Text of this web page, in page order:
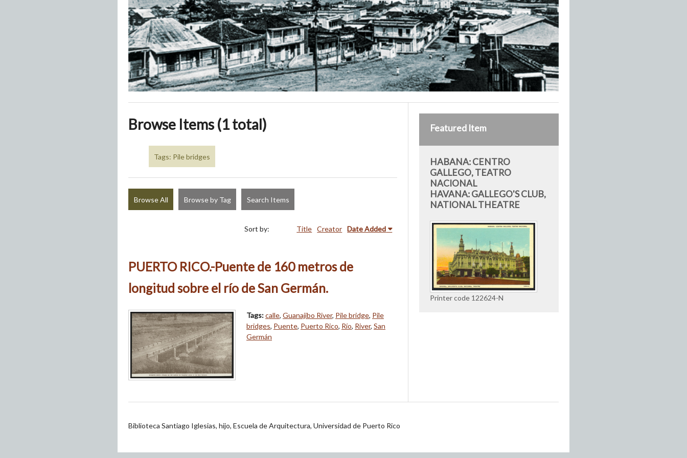
Browse Items (1 total)
Tags: Pile bridges
Browse All Browse by Tag Search Items
Sort by: Title Creator Date Added
PUERTO RICO.-Puente de 160 metros de
longitud sobre el río de San Germán.
Tags:calle, Guanajibo River, Pile bridge, Pile
bridges, Puente, Puerto Rico, Río, River, San
Germán
Featured Item
HABANA: CENTRO
GALLEGO, TEATRO
NACIONAL
HAVANA: GALLEGO'S CLUB,
NATIONAL THEATRE
Printer code 122624-N
Biblioteca Santiago Iglesias, hijo, Escuela de Arquitectura, Universidad de Puerto Rico